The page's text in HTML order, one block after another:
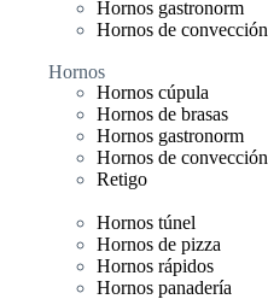
Hornos gastronorm
Hornos de convección
Hornos
Hornos cúpula
Hornos de brasas
Hornos gastronorm
Hornos de convección
Retigo
Hornos túnel
Hornos de pizza
Hornos rápidos
Hornos panadería